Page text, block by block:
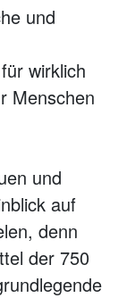
und
wirklich
Menschen
und
auf
denn
der 750